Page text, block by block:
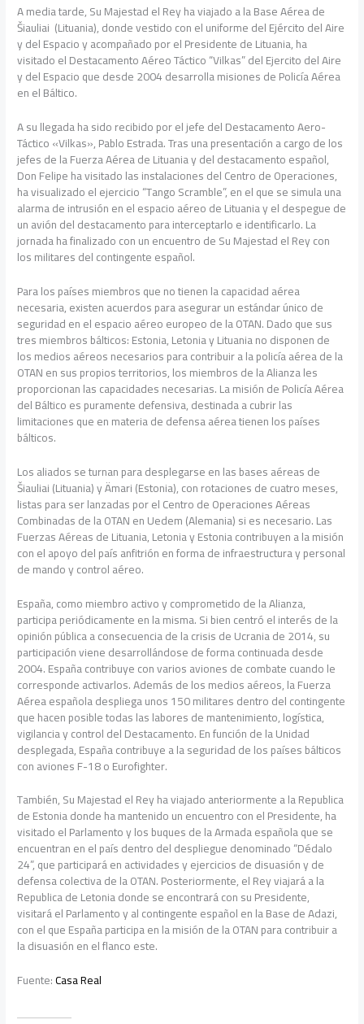
A media tarde, Su Majestad el Rey ha viajado a la Base Aérea de
Šiauliai (Lituania), donde vestido con el uniforme del Ejército del Aire
y del Espacio y acompañado por el Presidente de Lituania, ha
visitado el Destacamento Aéreo Táctico “Vilkas” del Ejercito del Aire
y del Espacio que desde 2004 desarrolla misiones de Policía Aérea
en el Báltico.
A su llegada ha sido recibido por el jefe del Destacamento Aero-
Táctico «Vilkas», Pablo Estrada. Tras una presentación a cargo de los
jefes de la Fuerza Aérea de Lituania y del destacamento español,
Don Felipe ha visitado las instalaciones del Centro de Operaciones,
ha visualizado el ejercicio “Tango Scramble”, en el que se simula una
alarma de intrusión en el espacio aéreo de Lituania y el despegue de
un avión del destacamento para interceptarlo e identificarlo. La
jornada ha finalizado con un encuentro de Su Majestad el Rey con
los militares del contingente español.
Para los países miembros que no tienen la capacidad aérea
necesaria, existen acuerdos para asegurar un estándar único de
seguridad en el espacio aéreo europeo de la OTAN. Dado que sus
tres miembros bálticos: Estonia, Letonia y Lituania no disponen de
los medios aéreos necesarios para contribuir a la policía aérea de la
OTAN en sus propios territorios, los miembros de la Alianza les
proporcionan las capacidades necesarias. La misión de Policía Aérea
del Báltico es puramente defensiva, destinada a cubrir las
limitaciones que en materia de defensa aérea tienen los países
bálticos.
Los aliados se turnan para desplegarse en las bases aéreas de
Šiauliai (Lituania) y Ämari (Estonia), con rotaciones de cuatro meses,
listas para ser lanzadas por el Centro de Operaciones Aéreas
Combinadas de la OTAN en Uedem (Alemania) si es necesario. Las
Fuerzas Aéreas de Lituania, Letonia y Estonia contribuyen a la misión
con el apoyo del país anfitrión en forma de infraestructura y personal
de mando y control aéreo.
España, como miembro activo y comprometido de la Alianza,
participa periódicamente en la misma. Si bien centró el interés de la
opinión pública a consecuencia de la crisis de Ucrania de 2014, su
participación viene desarrollándose de forma continuada desde
2004. España contribuye con varios aviones de combate cuando le
corresponde activarlos. Además de los medios aéreos, la Fuerza
Aérea española despliega unos 150 militares dentro del contingente
que hacen posible todas las labores de mantenimiento, logística,
vigilancia y control del Destacamento. En función de la Unidad
desplegada, España contribuye a la seguridad de los países bálticos
con aviones F-18 o Eurofighter.
También, Su Majestad el Rey ha viajado anteriormente a la Republica
de Estonia donde ha mantenido un encuentro con el Presidente, ha
visitado el Parlamento y los buques de la Armada española que se
encuentran en el país dentro del despliegue denominado “Dédalo
24”, que participará en actividades y ejercicios de disuasión y de
defensa colectiva de la OTAN. Posteriormente, el Rey viajará a la
Republica de Letonia donde se encontrará con su Presidente,
visitará el Parlamento y al contingente español en la Base de Adazi,
con el que España participa en la misión de la OTAN para contribuir a
la disuasión en el flanco este.
Fuente:Casa Real